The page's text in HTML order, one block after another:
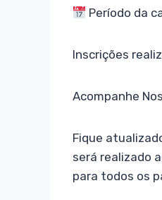
Período da
Inscrições
Acompanhe
Fique
será realizado
para todos os